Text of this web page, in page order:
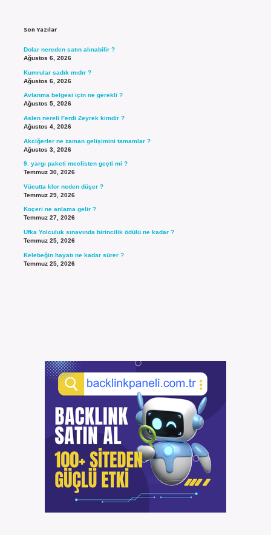
Son Yazılar
Dolar nereden satın alınabilir ?
Ağustos 6, 2026
Kumrular sadık mıdır ?
Ağustos 6, 2026
Avlanma belgesi için ne gerekli ?
Ağustos 5, 2026
Aslen nereli Ferdi Zeyrek kimdir ?
Ağustos 4, 2026
Akciğerler ne zaman gelişimini tamamlar ?
Ağustos 3, 2026
9. yargı paketi meclisten geçti mi ?
Temmuz 30, 2026
Vücutta klor neden düşer ?
Temmuz 29, 2026
Koçeri ne anlama gelir ?
Temmuz 27, 2026
Ufka Yolculuk sınavında birincilik ödülü ne kadar ?
Temmuz 25, 2026
Kelebeğin hayatı ne kadar sürer ?
Temmuz 25, 2026